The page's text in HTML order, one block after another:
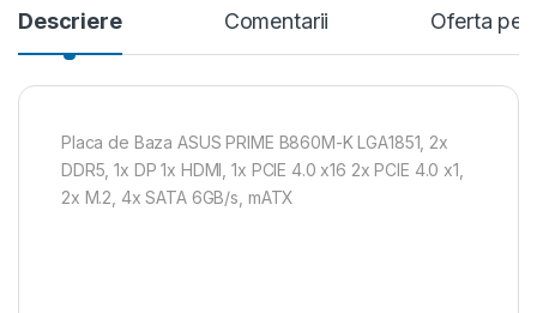
Descriere Comentarii Oferta
Placa de Baza ASUS PRIME B860M-K LGA1851, 2x
DDR5, 1x DP 1x HDMI, 1x PCIE 4.0 x16 2x PCIE 4.0 x1,
2x M.2, 4x SATA 6GB/s, mATX